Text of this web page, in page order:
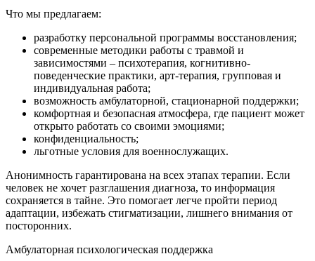
Что мы предлагаем:
разработку персональной программы восстановления;
современные методики работы с травмой и
зависимостями – психотерапия, когнитивно-
поведенческие практики, арт-терапия, групповая и
индивидуальная работа;
возможность амбулаторной, стационарной поддержки;
комфортная и безопасная атмосфера, где пациент может
открыто работать со своими эмоциями;
конфиденциальность;
льготные условия для военнослужащих.
Анонимность гарантирована на всех этапах терапии. Если
человек не хочет разглашения диагноза, то информация
сохраняется в тайне. Это помогает легче пройти период
адаптации, избежать стигматизации, лишнего внимания от
посторонних.
Амбулаторная психологическая поддержка